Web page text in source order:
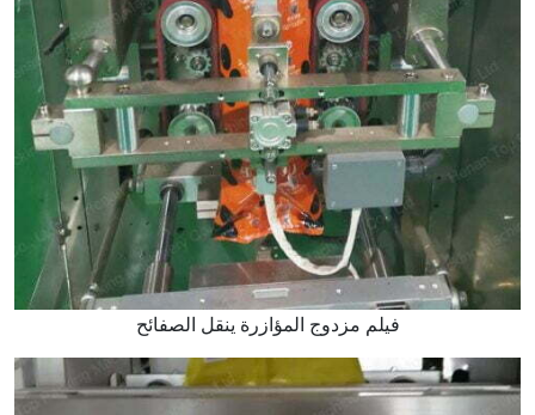
فيلم مزدوج المؤازرة ينقل الصفائح